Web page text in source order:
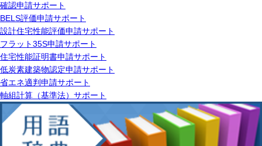
確認申請サポート
BELS評価申請サポート
設計住宅性能評価申請サポート
フラット35S申請サポート
住宅性能証明書申請サポート
低炭素建築物認定申請サポート
省エネ適判申請サポート
軸組計算（基準法）サポート